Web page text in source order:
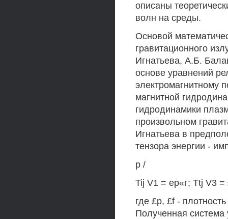
описаны
волн на среды.
Основой
гравитационного
Игнатьева, А.Б.
основе уравнений
электромагнитному
магнитной
гидродинамики
произвольном
Игнатьева в
тензора энергии -
р /
Tij V1 = ер«г; Ttj V3
где £р, £f -
Полученная система